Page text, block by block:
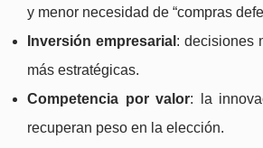
y menor necesidad de “compras
Inversión empresarial : decisiones
más estratégicas.
Competencia por valor: la
recuperan peso en la elección.